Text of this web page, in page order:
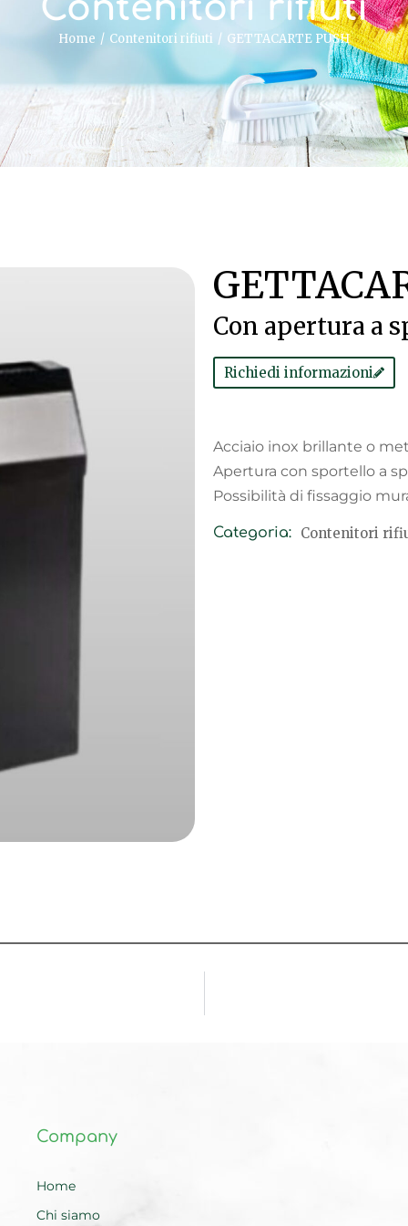
Contenitori rifiuti
Home Contenitori rifiuti GETTACARTE PUSH
Con apertura a
Richiedi informazioni
Acciaio inox brillante o
Apertura con sportello a
Possibilità di fissaggio
Categoria: Contenitori
Company
Home
Chi siamo